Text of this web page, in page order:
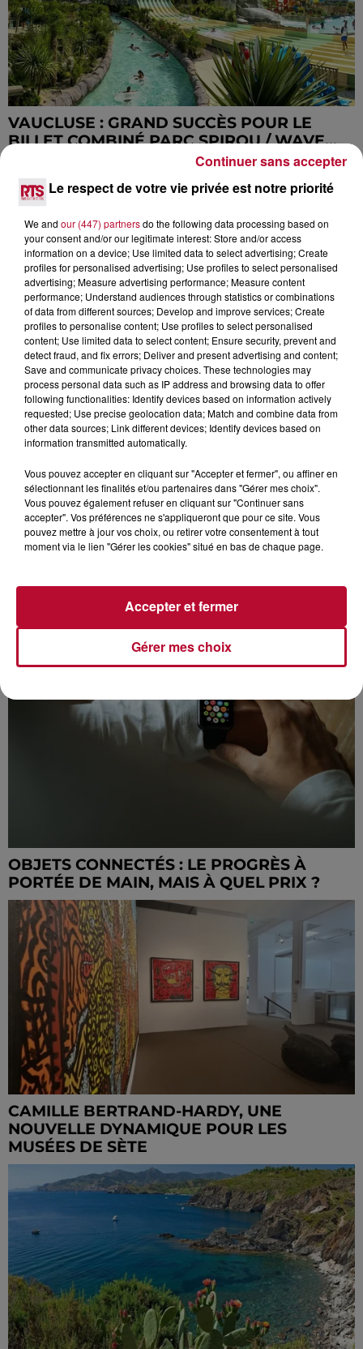
VAUCLUSE : GRAND SUCCÈS POUR LE
BILLET COMBINÉ PARC SPIROU / WAVE...
HÉRAULT : 5 ACTIVITÉS FAMILIALES
RAFRAÎCHISSANTES À TESTER CET ÉTÉ
VAUCLUSE : 5 RANDOS FAMILIALES À
FAIRE QUAND IL FAIT CHAUD
OBJETS CONNECTÉS : LE PROGRÈS À
PORTÉE DE MAIN, MAIS À QUEL PRIX ?
CAMILLE BERTRAND-HARDY, UNE
NOUVELLE DYNAMIQUE POUR LES
MUSÉES DE SÈTE
Le respect de votre vie privée est notre priorité
We and our (447) partnersdo the following data processing based on
your consent and/or our legitimate interest: Store and/or access
information on a device; Use limited data to select advertising; Create
profiles for personalised advertising; Use profiles to select personalised
advertising; Measure advertising performance; Measure content
performance; Understand audiences through statistics or combinations
of data from different sources; Develop and improve services; Create
profiles to personalise content; Use profiles to select personalised
content; Use limited data to select content; Ensure security, prevent and
detect fraud, and fix errors; Deliver and present advertising and content;
Save and communicate privacy choices. These technologies may
process personal data such as IP address and browsing data to offer
following functionalities: Identify devices based on information actively
requested; Use precise geolocation data; Match and combine data from
other data sources; Link different devices; Identify devices based on
information transmitted automatically.
Vous pouvez accepter en cliquant sur "Accepter et fermer", ou affiner en
sélectionnant les finalités et/ou partenaires dans "Gérer mes choix".
Vous pouvez également refuser en cliquant sur "Continuer sans
accepter". Vos préférences ne s'appliqueront que pour ce site. Vous
pouvez mettre à jour vos choix, ou retirer votre consentement à tout
moment via le lien "Gérer les cookies" situé en bas de chaque page.
Gérer mes choix
Accepter et fermer
Continuer sans accepter